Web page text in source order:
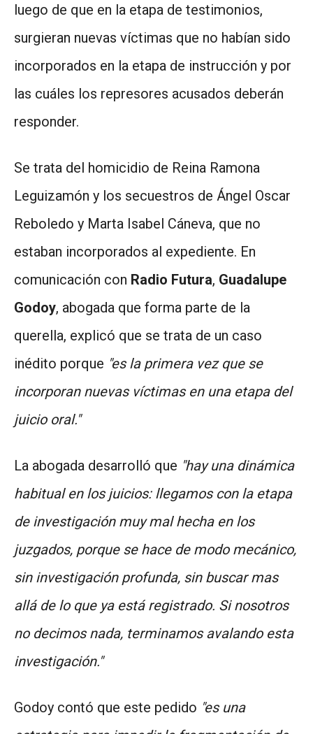
luego de que en la etapa de testimonios,
surgieran nuevas víctimas que no habían sido
incorporados en la etapa de instrucción y por
las cuáles los represores acusados deberán
responder.
Se trata del homicidio de Reina Ramona
Leguizamón y los secuestros de Ángel Oscar
Reboledo y Marta Isabel Cáneva, que no
estaban incorporados al expediente. En
comunicación con Radio Futura, Guadalupe
Godoy, abogada que forma parte de la
querella, explicó que se trata de un caso
inédito porque "es la primera vez que se
incorporan nuevas víctimas en una etapa del
juicio oral."
La abogada desarrolló que "hay una dinámica
habitual en los juicios: llegamos con la etapa
de investigación muy mal hecha en los
juzgados, porque se hace de modo mecánico,
sin investigación profunda, sin buscar mas
allá de lo que ya está registrado. Si nosotros
no decimos nada, terminamos avalando esta
investigación."
Godoy contó que este pedido "es una